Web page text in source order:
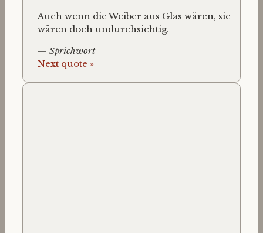
Auch wenn die Weiber aus Glas wären, sie
wären doch undurchsichtig.
— Sprichwort
Next quote »